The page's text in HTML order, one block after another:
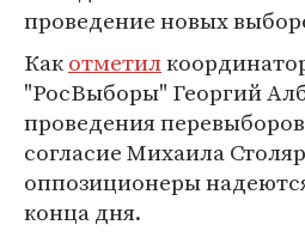
проведение новых
Какотметил
"РосВыборы" Георгий
проведения
согласие Михаила
оппозиционеры
конца дня.